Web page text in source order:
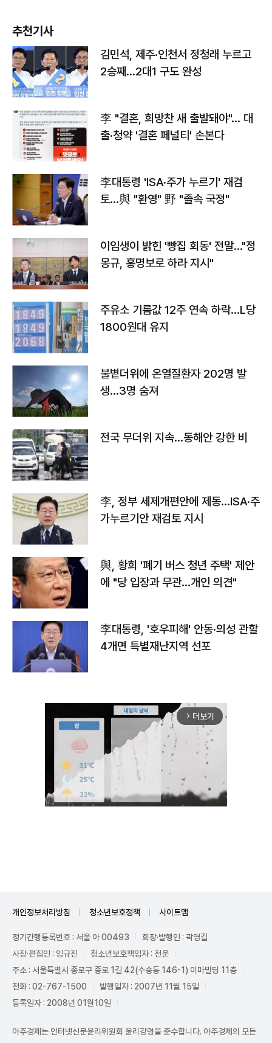
추천기사
김민석, 제주·인천서 정청래 누르고
2승째…2대1 구도 완성
李 "결혼, 희망찬 새 출발돼야"… 대
출·청약 '결혼 페널티' 손본다
李대통령 'ISA·주가 누르기' 재검
토…與 "환영" 野 "졸속 국정"
이임생이 밝힌 '빵집 회동' 전말…"정
몽규, 홍명보로 하라 지시"
주유소 기름값 12주 연속 하락…L당
1800원대 유지
불볕더위에 온열질환자 202명 발
생…3명 숨져
전국 무더위 지속…동해안 강한 비
李, 정부 세제개편안에 제동…ISA·주
가누르기안 재검토 지시
與, 황희 '폐기 버스 청년 주택' 제안
에 "당 입장과 무관…개인 의견"
李대통령, '호우피해' 안동·의성 관할
4개면 특별재난지역 선포
arrow_forward_ios 더보기
개인정보처리방침 청소년보호정책 사이트맵
정기간행등록번호 : 서울 아 00493
회장·발행인 : 곽영길
사장·편집인 : 임규진
청소년보호책임자 : 전운
주소 : 서울특별시 종로구 종로 1길 42(수송동 146-1) 이마빌딩 11층
전화 : 02-767-1500
발행일자 : 2007년 11월 15일
등록일자 : 2008년 01월10일
아주경제는 인터넷신문윤리위원회 윤리강령을 준수합니다. 아주경제의 모든